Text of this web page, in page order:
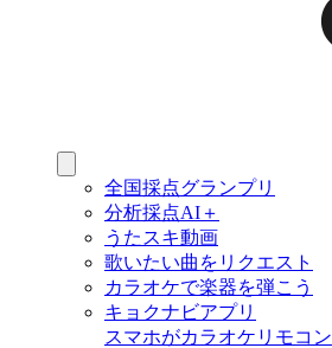
全国採点グランプリ
分析採点AI＋
うたスキ動画
歌いたい曲をリクエスト
カラオケで楽器を弾こう
キョクナビアプリ
スマホがカラオケリモコン